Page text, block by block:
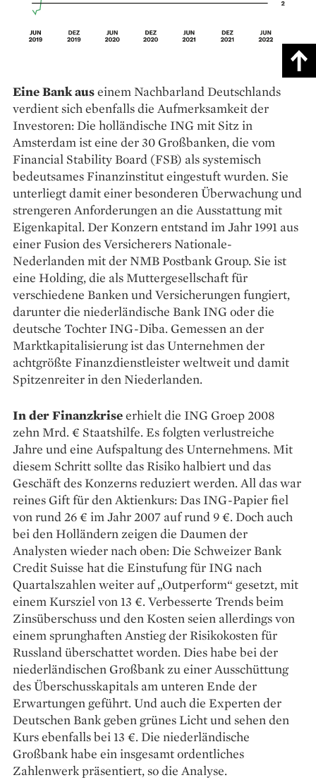
Eine Bank auseinem Nachbarland Deutschlands
verdient sich ebenfalls die Aufmerksamkeit der
Investoren: Die holländische ING mit Sitz in
Amsterdam ist eine der 30 Großbanken, die vom
Financial Stability Board (FSB) als systemisch
bedeutsames Finanzinstitut eingestuft wurden. Sie
unterliegt damit ­einer besonderen Überwachung und
strengeren Anforderungen an die Ausstattung mit
Eigenkapital. Der Konzern entstand im Jahr 1991 aus
einer Fusion des Versicherers Nationale-
Nederlanden mit der NMB Postbank Group. Sie ist
eine Holding, die als Muttergesellschaft für
verschiedene Banken und Versicherungen fungiert,
darunter die niederländische Bank ING oder die
deutsche Tochter ING-Diba. Gemessen an der
Marktkapitalisierung ist das Unternehmen der
achtgrößte Finanzdienstleister weltweit und damit
Spitzenreiter in den Niederlanden.
In der Finanzkriseerhielt die ING Groep 2008
zehn Mrd. € Staats­hilfe. Es folgten ­verlustreiche
Jahre und eine Aufspaltung des ­Unternehmens. Mit
diesem Schritt ­sollte das Risiko halbiert und das
Geschäft des Konzerns reduziert werden. All das war
reines Gift für den Aktienkurs: Das ING-Papier fiel
von rund 26 € im Jahr 2007 auf rund 9 €. Doch auch
bei den Holländern zeigen die Daumen der
Analysten wieder nach oben: Die Schweizer Bank
Credit Suisse hat die Einstufung für ING nach
Quartalszahlen weiter auf „Outperform“ gesetzt, mit
­einem Kursziel von 13 €. Verbesserte Trends beim
Zinsüberschuss und den Kosten seien allerdings von
einem sprunghaften Anstieg der Risikokosten für
Russland überschattet worden. Dies habe bei der
niederländischen Großbank zu einer Ausschüttung
des Überschusskapitals am unteren Ende der
Erwartungen geführt. Und auch die Experten der
Deutschen Bank geben grünes Licht und sehen den
Kurs ebenfalls bei 13 €. Die niederländische
Großbank habe ein insgesamt ordentliches
Zahlenwerk präsentiert, so die Analyse.